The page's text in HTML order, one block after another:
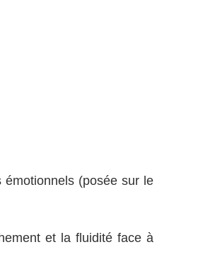
(posée sur le
et la fluidité face à